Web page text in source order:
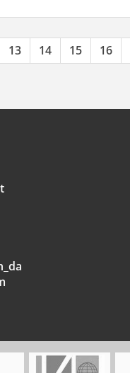
13 14 15 16